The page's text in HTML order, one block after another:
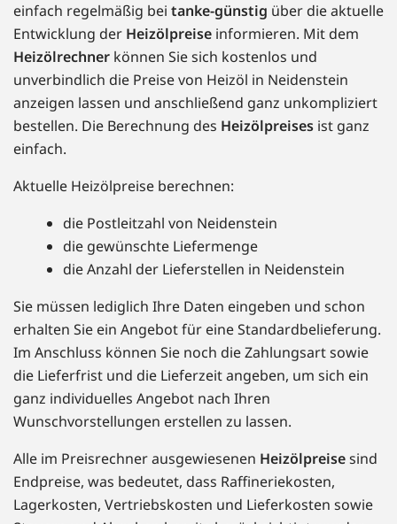
einfach regelmäßig bei tanke-günstig über die aktuelle
Entwicklung der Heizölpreise informieren. Mit dem
Heizölrechner können Sie sich kostenlos und
unverbindlich die Preise von Heizöl in Neidenstein
anzeigen lassen und anschließend ganz unkompliziert
bestellen. Die Berechnung des Heizölpreises ist ganz
einfach.
Aktuelle Heizölpreise berechnen:
die Postleitzahl von Neidenstein
die gewünschte Liefermenge
die Anzahl der Lieferstellen in Neidenstein
Sie müssen lediglich Ihre Daten eingeben und schon
erhalten Sie ein Angebot für eine Standardbelieferung.
Im Anschluss können Sie noch die Zahlungsart sowie
die Lieferfrist und die Lieferzeit angeben, um sich ein
ganz individuelles Angebot nach Ihren
Wunschvorstellungen erstellen zu lassen.
Alle im Preisrechner ausgewiesenen Heizölpreisesind
Endpreise, was bedeutet, dass Raffineriekosten,
Lagerkosten, Vertriebskosten und Lieferkosten sowie